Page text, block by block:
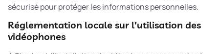
sécurisé pour protéger les informations personnelles.
Réglementation locale sur l’utilisation des
vidéophones